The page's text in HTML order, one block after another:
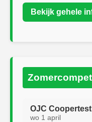
Bekijk gehele
OJC Coopertest
wo 1 april